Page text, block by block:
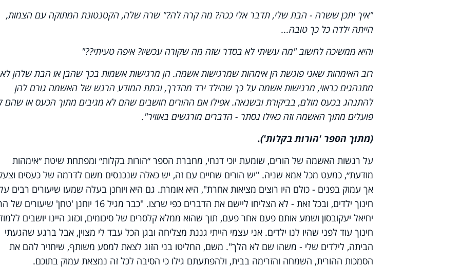
"איך יתכן ששרה - הבת שלי, תדבר אלי ככה? מה קרה לה?" שרה שלה, הקטנטונת המתוקה עם הצמות,
הייתה ילדה כל כך טובה...
והיא ממשיכה לחשוב "מה עשיתי לא בסדר שזה מה שקורה עכשיו? איפה טעיתי??"
רוב האימהות שאני פוגשת הן אימהות שמרגישות אשמה. הן מרגישות אשמות בכך שהבן או הבת שלהן לא
מתנהגים כראוי, מרגישות אשמה על כך שהילד ירד מהדרך, ובתת המודע הרגש של האשמה גורם להן
להתנהג בכעס מולם, בביקורת ובשנאה. אפילו אם ההורים חושבים שהם לא מגיבים מתוך הכעס או שהם
פועלים מתוך האשמה וזה כאילו נסתר - הדברים מורגשים באוויר".
(מתוך הספר 'הורות בקלות').
על רגשות האשמה של הורים, שומעת יוכי דנחי, מחברת הספר ״הורות בקלות״ ומפתחת שיטת ״אימהות
מודעת״, כמעט מכל אמא שניה. "יש הורים שחיים עם זה, יש כאלה שנכנסים משם לדרמה של כעסים
אך עמוק בפנים - כולם היו רוצים מציאות אחרת", היא אומרת. גם היא ויוחנן בעלה שמעו שיעורים רבים
חינוך ילדים, ובכל זאת - לא הצליחו ליישם את הדברים כפי שרצו. "כבר מגיל 16 יוחנן 'טחן'
יחיאל יעקובסון ושמע אותם פעם אחר פעם, תוך שהוא ממלא קלסרים של סיכומים, וכזוג היינו יושבים
חינוך עוד לפני שהיו לנו ילדים. אני עצמי הייתי גננת מצליחה ובגן הכל עבד לי מצוין, אבל ברגע שהגעתי
הביתה, לילדים שלי - משהו שם לא הלך". משם, החליטו בני הזוג לצאת למסע משותף, שיחזיר להם את
הסמכות ההורית, השמחה והזרימה בבית, ולהפתעתם גילו כי הסיבה לכל זה נמצאת עמוק בתוכם.